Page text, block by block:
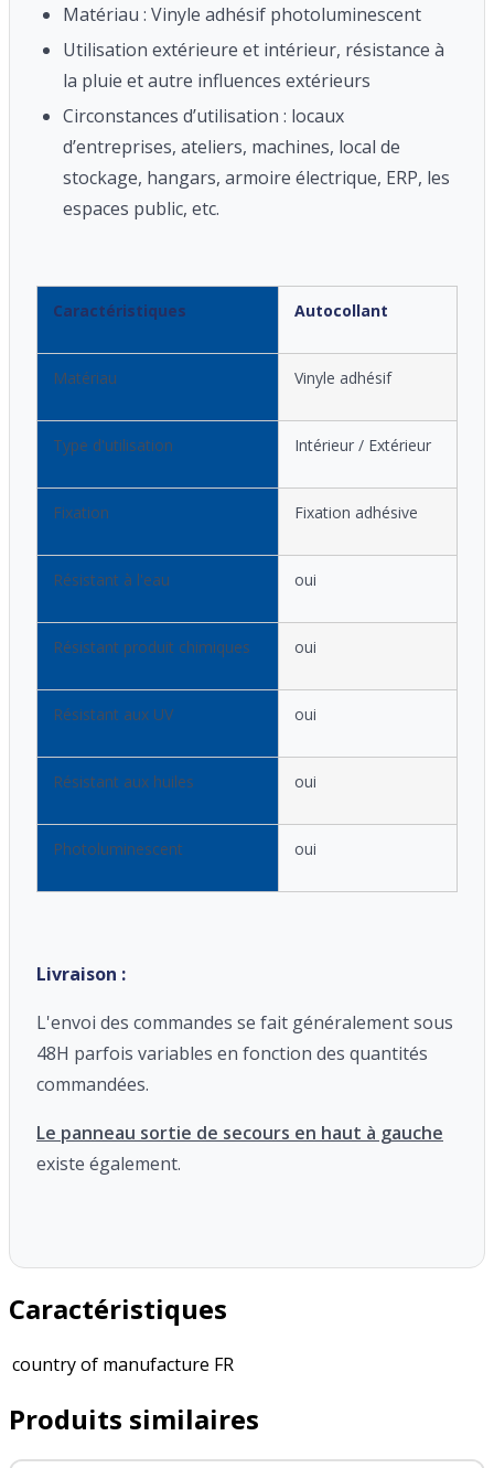
Matériau : Vinyle adhésif photoluminescent
Utilisation extérieure et intérieur, résistance à
la pluie et autre influences extérieurs
Circonstances d’utilisation : locaux
d’entreprises, ateliers, machines, local de
stockage, hangars, armoire électrique, ERP, les
espaces public, etc.
Caractéristiques Autocollant
Matériau Vinyle adhésif
Type d'utilisation Intérieur / Extérieur
Fixation Fixation adhésive
Résistant à l'eau oui
Résistant produit chimiques oui
Résistant aux UV oui
Résistant aux huiles oui
Photoluminescent oui
Livraison :
L'envoi des commandes se fait généralement sous
48H parfois variables en fonction des quantités
commandées.
Le panneau sortie de secours en haut à gauche
existe également.
Caractéristiques
country of manufacture FR
Produits similaires